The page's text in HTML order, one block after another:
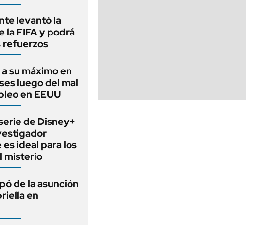
levantó la
la FIFA y podrá
refuerzos
su máximo en
luego del mal
en EEUU
de Disney+
ideal para los
misterio
de la asunción
en